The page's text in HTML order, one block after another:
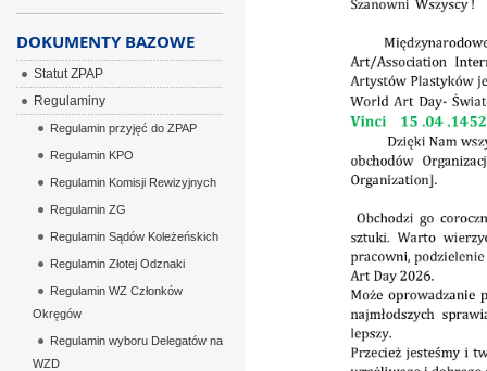
DOKUMENTY BAZOWE
Statut ZPAP
Regulaminy
Regulamin przyjęć do ZPAP
Regulamin KPO
Regulamin Komisji Rewizyjnych
Regulamin ZG
Regulamin Sądów Koleżeńskich
Regulamin Złotej Odznaki
Regulamin WZ Członków
Okręgów
Regulamin wyboru Delegatów na
WZD